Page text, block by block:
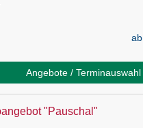
ab
Angebote / Terminauswahl
"Pauschal"